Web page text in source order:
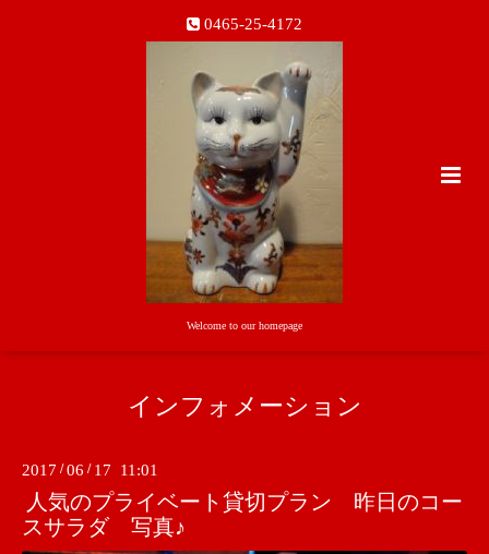
0465-25-4172
Welcome to our homepage
インフォメーション
2017 /06 / 17 11:01
人気のプライベート貸切プラン 昨日のコー
スサラダ 写真♪